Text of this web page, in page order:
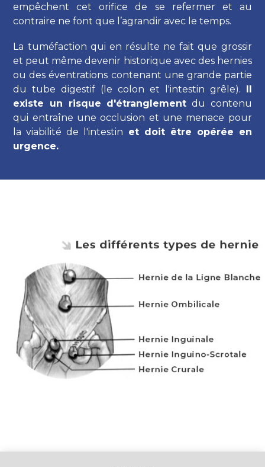
empêchent cet orifice de se refermer et au
contraire ne font que l’agrandir avec le temps.
La tuméfaction qui en résulte ne fait que grossir
et peut même devenir historique avec des hernies
ou des éventrations contenant une grande partie
du tube digestif (le colon et l'intestin grêle). Il
existe un risque d'étranglement du contenu
qui entraîne une occlusion et une menace pour
la viabilité de l'intestin et doit être opérée en
urgence.